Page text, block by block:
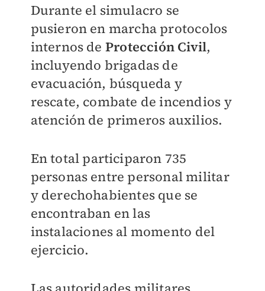
Durante el simulacro se
pusieron en marcha protocolos
internos de Protección Civil,
incluyendo brigadas de
evacuación, búsqueda y
rescate, combate de incendios y
atención de primeros auxilios.
En total participaron 735
personas entre personal militar
y derechohabientes que se
encontraban en las
instalaciones al momento del
ejercicio.